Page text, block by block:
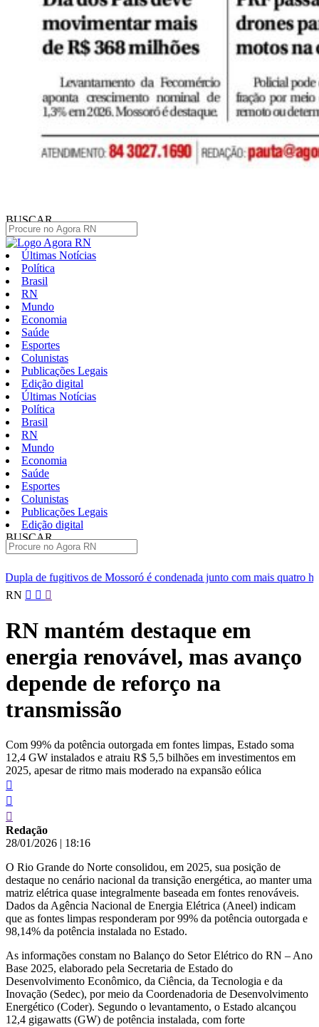
BUSCAR
Últimas Notícias
Política
Brasil
RN
Mundo
Economia
Saúde
Esportes
Colunistas
Publicações Legais
Edição digital
Últimas Notícias
Política
Brasil
RN
Mundo
Economia
Saúde
Esportes
Colunistas
Publicações Legais
Edição digital
BUSCAR
Mossoró é condenada junto com mais quatro homens que deram
Pular
conteúdo
RN
RN mantém destaque em
energia renovável, mas avanço
depende de reforço na
transmissão
Com 99% da potência outorgada em fontes limpas, Estado soma
12,4 GW instalados e atraiu R$ 5,5 bilhões em investimentos em
2025, apesar de ritmo mais moderado na expansão eólica
Redação
28/01/2026 | 18:16
O Rio Grande do Norte consolidou, em 2025, sua posição de
destaque no cenário nacional da transição energética, ao manter uma
matriz elétrica quase integralmente baseada em fontes renováveis.
Dados da Agência Nacional de Energia Elétrica (Aneel) indicam
que as fontes limpas responderam por 99% da potência outorgada e
98,14% da potência instalada no Estado.
As informações constam no Balanço do Setor Elétrico do RN – Ano
Base 2025, elaborado pela Secretaria de Estado do
Desenvolvimento Econômico, da Ciência, da Tecnologia e da
Inovação (Sedec), por meio da Coordenadoria de Desenvolvimento
Energético (Coder). Segundo o levantamento, o Estado alcançou
12,4 gigawatts (GW) de potência instalada, com forte